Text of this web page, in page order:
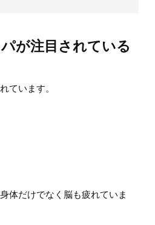
が注目されている
ています。
体だけでなく脳も疲れていま